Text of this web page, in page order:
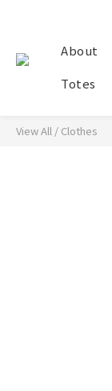
About
Totes
View All / Clothes